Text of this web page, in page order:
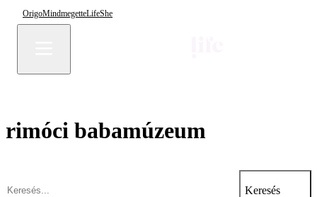
OrigoMindmegetteLifeShe
rimóci babamúzeum
Keresés